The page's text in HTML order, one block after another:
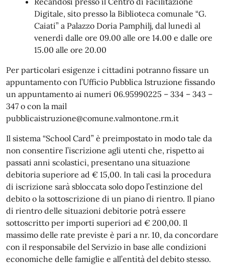
Digitale, sito presso la Biblioteca comunale “G.
Caiati” a Palazzo Doria Pamphilj, dal lunedì al
venerdì dalle ore 09.00 alle ore 14.00 e dalle ore
15.00 alle ore 20.00
Per particolari esigenze i cittadini potranno fissare un
appuntamento con l’Ufficio Pubblica Istruzione fissando
un appuntamento ai numeri 06.95990225 – 334 – 343 –
347 o con la mail
pubblicaistruzione@comune.valmontone.rm.it
Il sistema “School Card” è preimpostato in modo tale da
non consentire l’iscrizione agli utenti che, rispetto ai
passati anni scolastici, presentano una situazione
debitoria superiore ad € 15,00. In tali casi la procedura
di iscrizione sarà sbloccata solo dopo l’estinzione del
debito o la sottoscrizione di un piano di rientro. Il piano
di rientro delle situazioni debitorie potrà essere
sottoscritto per importi superiori ad € 200,00. Il
massimo delle rate previste è pari a nr. 10, da concordare
con il responsabile del Servizio in base alle condizioni
economiche delle famiglie e all’entità del debito stesso.